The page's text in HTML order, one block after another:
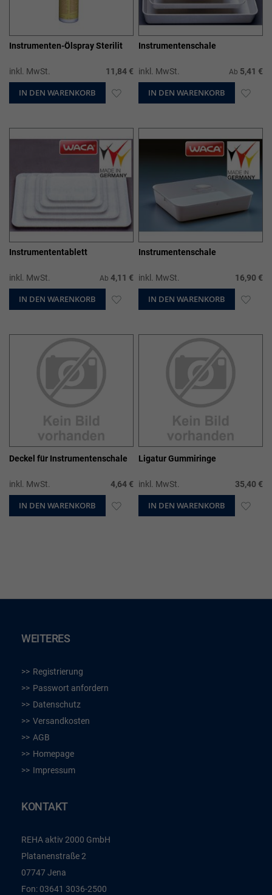
Instrumenten-Ölspray Sterilit
inkl. MwSt. 11,84 €
IN DEN WARENKORB ZUR
Instrumentenschale
inkl. MwSt. Ab 5,41 €
IN DEN WARENKORB ZUR
Instrumententablett
inkl. MwSt. Ab 4,11 €
IN DEN WARENKORB ZUR
Instrumentenschale
inkl. MwSt. 16,90 €
IN DEN WARENKORB ZUR
Deckel für Instrumentenschale
inkl. MwSt. 4,64 €
IN DEN WARENKORB ZUR
Ligatur Gummiringe
inkl. MwSt. 35,40 €
IN DEN WARENKORB ZUR
WEITERES
Registrierung
Passwort anfordern
Datenschutz
Versandkosten
AGB
Homepage
Impressum
KONTAKT
REHA aktiv 2000 GmbH
Platanenstraße 2
07747 Jena
Fon: 03641 3036-2500